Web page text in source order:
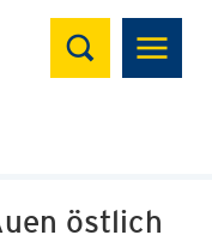
Suchen
östlich